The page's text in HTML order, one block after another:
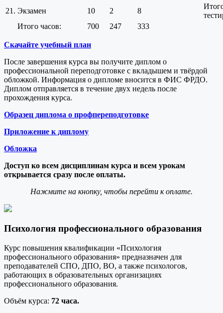
21. Экзамен 10 2 8
Итого часов:
700 247 333
Скачайте учебный план
После завершения курса вы получите диплом о
профессиональной переподготовке с вкладышем и твёрдой
обложкой. Информация о дипломе вносится в ФИС ФРДО.
Диплом отправляется в течение двух недель после
прохождения курса.
Образец диплома о профпереподготовке
Приложение к диплому
Обложка
Доступ ко всем дисциплинам курса и всем урокам
открывается сразу после оплаты.
Нажмите на кнопку, чтобы перейти к оплате.
Психология профессионального образования
Курс повышения квалификации «Психология
профессионального образования» предназначен для
преподавателей СПО, ДПО, ВО, а также психологов,
работающих в образовательных организациях
профессионального образования.
Объём курса: 72 часа.